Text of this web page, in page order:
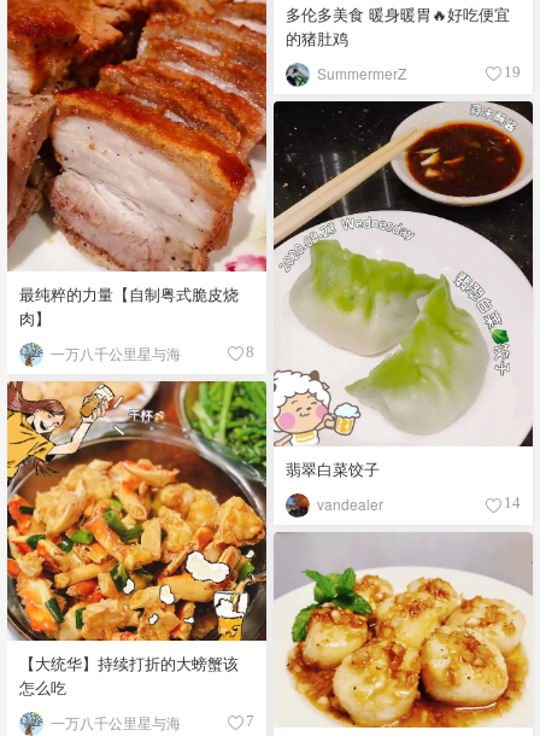
多伦多美食 暖身暖胃🔥好吃便宜
的猪肚鸡
SummermerZ 19
最纯粹的力量【自制粤式脆皮烧
肉】
一万八千公里星与海 8
翡翠白菜饺子
vandealer 14
【大统华】持续打折的大螃蟹该
怎么吃
一万八千公里星与海 7